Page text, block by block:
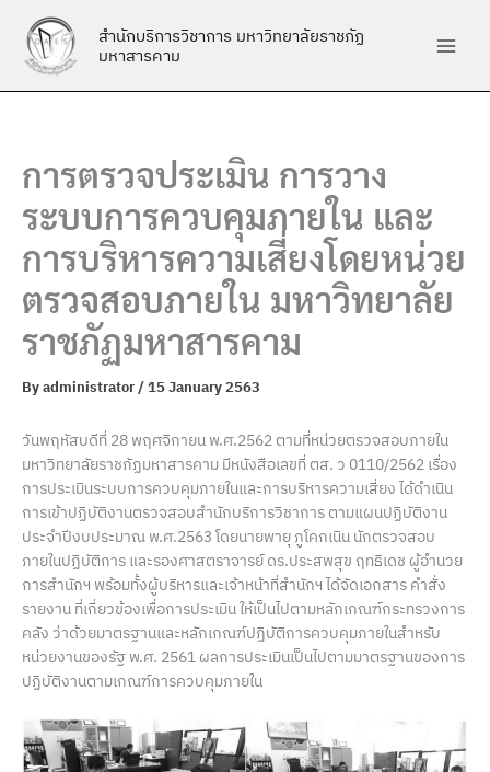
content
สำนักบริการวิชาการ มหาวิทยาลัยราชภัฏ
มหาสารคาม
การตรวจประเมิน การวาง
ระบบการควบคุมภายใน และ
การบริหารความเสี่ยงโดยหน่วย
ตรวจสอบภายใน มหาวิทยาลัย
ราชภัฏมหาสารคาม
Byadministrator/15 January 2563
วันพฤหัสบดีที่ 28 พฤศจิกายน พ.ศ.2562 ตามที่หน่วยตรวจสอบภายใน
มหาวิทยาลัยราชภัฏมหาสารคาม มีหนังสือเลขที่ ตส. ว 0110/2562 เรื่อง
การประเมินระบบการควบคุมภายในและการบริหารความเสี่ยง ได้ดำเนิน
การเข้าปฏิบัติงานตรวจสอบสำนักบริการวิชาการ ตามแผนปฏิบัติงาน
ประจำปีงบประมาณ พ.ศ.2563 โดยนายพายุ ภูโคกเนิน นักตรวจสอบ
ภายในปฏิบัติการ และรองศาสตราจารย์ ดร.ประสพสุข ฤทธิเดช ผู้อำนวย
การสำนักฯ พร้อมทั้งผู้บริหารและเจ้าหน้าที่สำนักฯ ได้จัดเอกสาร คำสั่ง
รายงาน ที่เกี่ยวข้องเพื่อการประเมิน ให้เป็นไปตามหลักเกณฑ์กระทรวงการ
คลัง ว่าด้วยมาตรฐานและหลักเกณฑ์ปฏิบัติการควบคุมภายในสำหรับ
หน่วยงานของรัฐ พ.ศ. 2561 ผลการประเมินเป็นไปตามมาตรฐานของการ
ปฏิบัติงานตามเกณฑ์การควบคุมภายใน